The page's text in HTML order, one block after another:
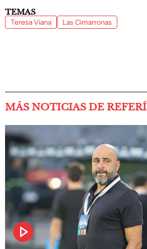
TEMAS
Teresa Viana Las Cimarronas
MÁS NOTICIAS DE REFERÍ